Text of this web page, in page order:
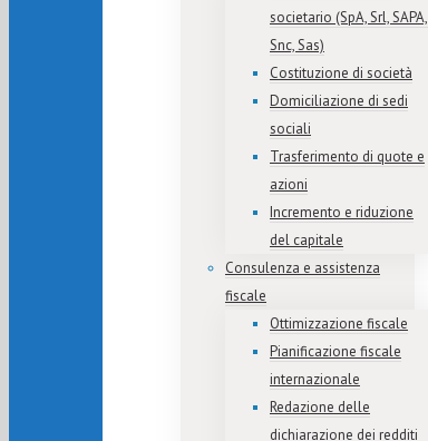
societario (SpA, Srl, SAPA,
Snc, Sas)
Costituzione di società
Domiciliazione di sedi
sociali
Trasferimento di quote e
azioni
Incremento e riduzione
del capitale
Consulenza e assistenza
fiscale
Ottimizzazione fiscale
Pianificazione fiscale
internazionale
Redazione delle
dichiarazione dei redditi